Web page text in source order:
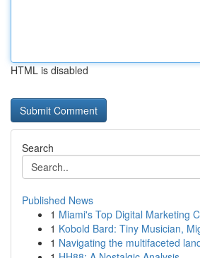
HTML is disabled
Search
Published News
1 Miami's Top Digital Marketing
1 Kobold Bard: Tiny Musician,
1 Navigating the multifaceted